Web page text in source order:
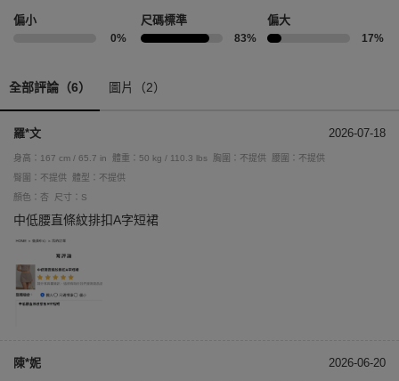
偏小
0%
尺碼標準
83%
偏大
17%
全部評論（6） 圖片（2）
羅*文 2026-07-18
身高：167 cm / 65.7 in 體重：50 kg / 110.3 lbs 胸圍：不提供
腰圍：不提供
臀圍：不提供
體型：不提供
顏色：杏
尺寸：S
中低腰直條紋排扣A字短裙
陳*妮 2026-06-20